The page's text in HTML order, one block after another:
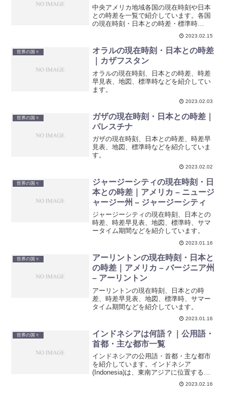
中央アメリカ地域各国の現在時刻や日本
との時差を一覧で紹介しています。各国
の現在時刻・日本との時差・標準時
（UTF）などを見やすい一覧表にしてい
2023.02.15
世界の国々
オラルの現在時刻・日本との時差
｜カザフスタン
オラルの現在時刻、日本との時差、時差
早見表、地図、標準時などを紹介してい
ます。
2023.02.03
世界の国々
ガザの現在時刻・日本との時差｜
パレスチナ
ガザの現在時刻、日本との時差、時差早
見表、地図、標準時などを紹介していま
す。
2023.02.02
世界の国々
ジャージーシティの現在時刻・日
本との時差｜アメリカ – ニュージ
ャージー州 – ジャージーシティ
ジャージーシティの現在時刻、日本との
時差、時差早見表、地図、標準時、サマ
ータイム期間などを紹介しています。
2023.01.16
世界の国々
アーリントンの現在時刻・日本と
の時差｜アメリカ – バージニア州
– アーリントン
アーリントンの現在時刻、日本との時
差、時差早見表、地図、標準時、サマー
タイム期間などを紹介しています。
2023.01.16
世界の国々
インドネシアは何語？｜公用語・
首都・主な都市一覧
インドネシアの公用語・首都・主な都市
を紹介しています。インドネシア
(Indonesia)は、東南アジアに位置する国
で、島国である。世界最大のムスリム人
口を有する。パプアニューギニア、東テ
2023.02.16